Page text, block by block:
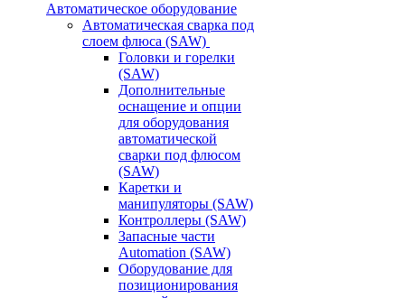
Автоматическое оборудование
Автоматическая сварка под
слоем флюса (SAW)
Головки и горелки
(SAW)
Дополнительные
оснащение и опции
для оборудования
автоматической
сварки под флюсом
(SAW)
Каретки и
манипуляторы (SAW)
Контроллеры (SAW)
Запасные части
Automation (SAW)
Оборудование для
позиционирования